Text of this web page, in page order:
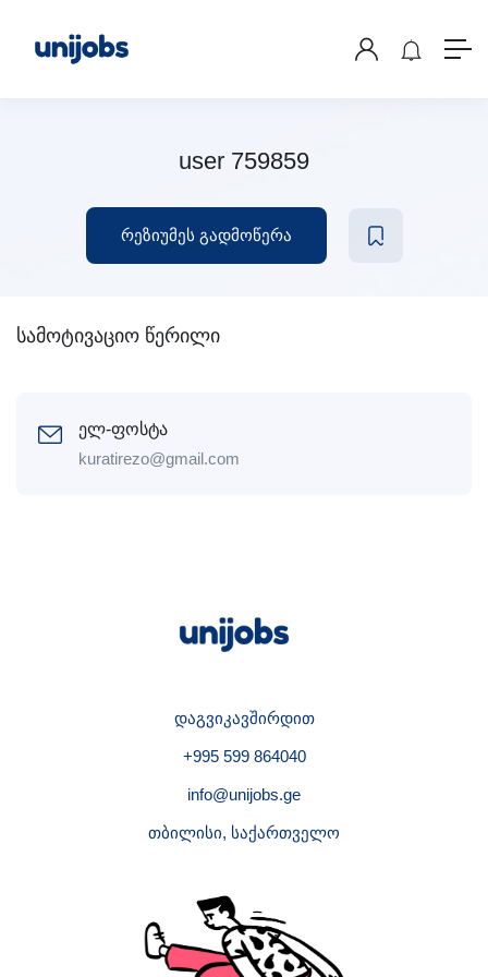
user 759859
რეზიუმეს გადმოწერა
სამოტივაციო წერილი
ელ-ფოსტა
kuratirezo@gmail.com
დაგვიკავშირდით
+995 599 864040
info@unijobs.ge
თბილისი, საქართველო